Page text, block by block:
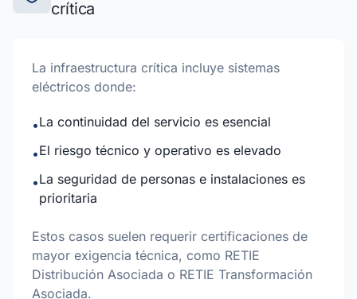
crítica
La infraestructura crítica incluye sistemas
eléctricos donde:
•La continuidad del servicio es esencial
•El riesgo técnico y operativo es elevado
•La seguridad de personas e instalaciones es
prioritaria
Estos casos suelen requerir certificaciones de
mayor exigencia técnica, como RETIE
Distribución Asociada o RETIE Transformación
Asociada.